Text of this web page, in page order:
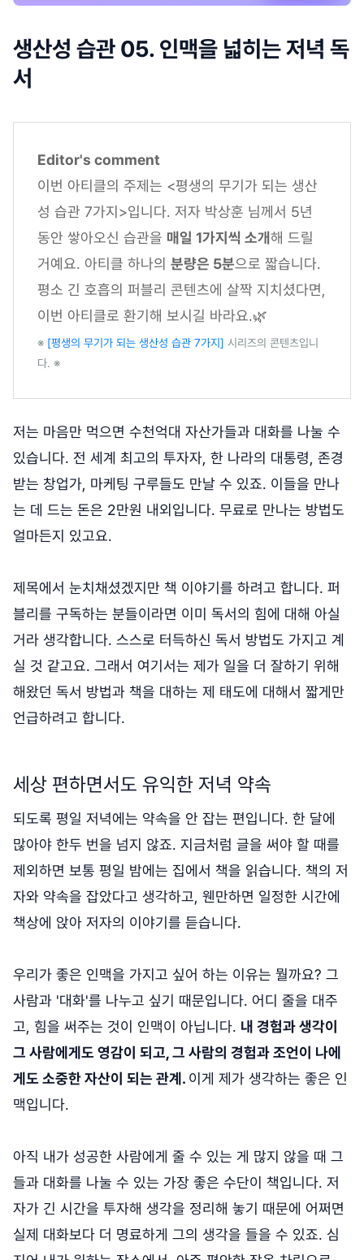
생산성 습관 05. 인맥을 넓히는 저녁 독
서
Editor's comment
이번 아티클의 주제는 <평생의 무기가 되는 생산
성 습관 7가지>입니다. 저자 박상훈 님께서 5년
동안 쌓아오신 습관을 매일 1가지씩 소개해 드릴
거예요. 아티클 하나의 분량은 5분으로 짧습니다.
평소 긴 호흡의 퍼블리 콘텐츠에 살짝 지치셨다면,
이번 아티클로 환기해 보시길 바라요.🌿
※ [평생의 무기가 되는 생산성 습관 7가지] 시리즈의 콘텐츠입니
다. ※
저는 마음만 먹으면 수천억대 자산가들과 대화를 나눌 수
있습니다. 전 세계 최고의 투자자, 한 나라의 대통령, 존경
받는 창업가, 마케팅 구루들도 만날 수 있죠. 이들을 만나
는 데 드는 돈은 2만원 내외입니다. 무료로 만나는 방법도
얼마든지 있고요.
제목에서 눈치채셨겠지만 책 이야기를 하려고 합니다. 퍼
블리를 구독하는 분들이라면 이미 독서의 힘에 대해 아실
거라 생각합니다. 스스로 터득하신 독서 방법도 가지고 계
실 것 같고요. 그래서 여기서는 제가 일을 더 잘하기 위해
해왔던 독서 방법과 책을 대하는 제 태도에 대해서 짧게만
언급하려고 합니다.
세상 편하면서도 유익한 저녁 약속
되도록 평일 저녁에는 약속을 안 잡는 편입니다. 한 달에
많아야 한두 번을 넘지 않죠. 지금처럼 글을 써야 할 때를
제외하면 보통 평일 밤에는 집에서 책을 읽습니다. 책의 저
자와 약속을 잡았다고 생각하고, 웬만하면 일정한 시간에
책상에 앉아 저자의 이야기를 듣습니다.
우리가 좋은 인맥을 가지고 싶어 하는 이유는 뭘까요? 그
사람과 '대화'를 나누고 싶기 때문입니다. 어디 줄을 대주
고, 힘을 써주는 것이 인맥이 아닙니다. 내 경험과 생각이
그 사람에게도 영감이 되고, 그 사람의 경험과 조언이 나에
게도 소중한 자산이 되는 관계. 이게 제가 생각하는 좋은 인
맥입니다.
아직 내가 성공한 사람에게 줄 수 있는 게 많지 않을 때 그
들과 대화를 나눌 수 있는 가장 좋은 수단이 책입니다. 저
자가 긴 시간을 투자해 생각을 정리해 놓기 때문에 어쩌면
실제 대화보다 더 명료하게 그의 생각을 들을 수 있죠. 심